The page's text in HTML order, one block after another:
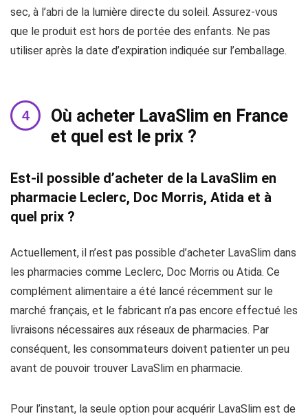
sec, à l’abri de la lumière directe du soleil. Assurez-vous
que le produit est hors de portée des enfants. Ne pas
utiliser après la date d’expiration indiquée sur l’emballage.
Où acheter LavaSlim en France
et quel est le prix ?
Est-il possible d’acheter de la LavaSlim en
pharmacie Leclerc, Doc Morris, Atida et à
quel prix ?
Actuellement, il n’est pas possible d’acheter LavaSlim dans
les pharmacies comme Leclerc, Doc Morris ou Atida. Ce
complément alimentaire a été lancé récemment sur le
marché français, et le fabricant n’a pas encore effectué les
livraisons nécessaires aux réseaux de pharmacies. Par
conséquent, les consommateurs doivent patienter un peu
avant de pouvoir trouver LavaSlim en pharmacie.
Pour l’instant, la seule option pour acquérir LavaSlim est de